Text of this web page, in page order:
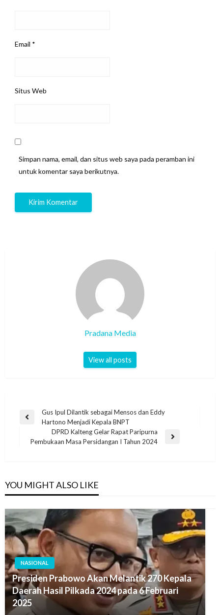
Email *
Situs Web
Simpan nama, email, dan situs web saya pada peramban ini
untuk komentar saya berikutnya.
Pradana Media
View all posts
Gus Ipul Dilantik sebagai Mensos dan Eddy
Hartono Menjadi Kepala BNPT
DPRD Kalteng Gelar Rapat Paripurna
Pembukaan Masa Persidangan I Tahun 2024
YOU MIGHT ALSO LIKE
NASIONAL
Presiden Prabowo Akan Melantik 270 Kepala
Daerah Hasil Pilkada 2024 pada 6 Februari
2025